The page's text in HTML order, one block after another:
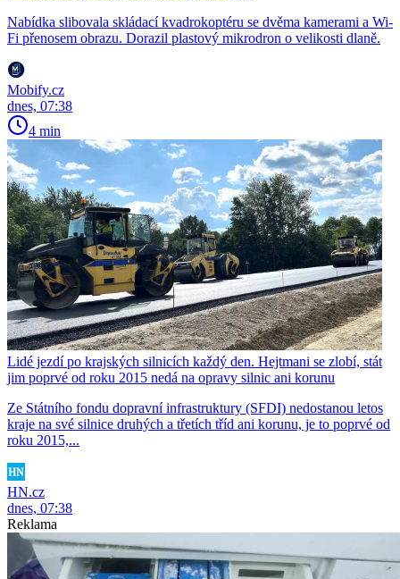
Nabídka slibovala skládací kvadrokoptéru se dvěma kamerami a Wi-
Fi přenosem obrazu. Dorazil plastový mikrodron o velikosti dlaně.
Mobify.cz
dnes, 07:38
4 min
Lidé jezdí po krajských silnicích každý den. Hejtmani se zlobí, stát
jim poprvé od roku 2015 nedá na opravy silnic ani korunu
Ze Státního fondu dopravní infrastruktury (SFDI) nedostanou letos
kraje na své silnice druhých a třetích tříd ani korunu, je to poprvé od
roku 2015,...
HN.cz
dnes, 07:38
Reklama